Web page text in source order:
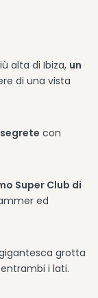
alta di Ibiza, un
di una vista
con
Super Club di
ed
grotta
i lati.